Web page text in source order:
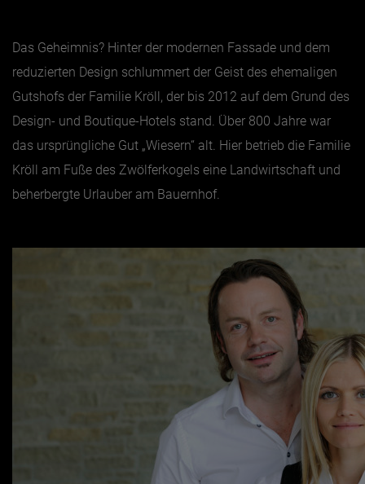
BEITRÄGE NACH MONAT
Jänner
Februar
März
April
Das Geheimnis? Hinter der modernen Fassade und dem
reduzierten Design schlummert der Geist des ehemaligen
Gutshofs der Familie Kröll, der bis 2012 auf dem Grund des
Design- und Boutique-Hotels stand. Über 800 Jahre war
das ursprüngliche Gut „Wiesern“ alt. Hier betrieb die Familie
Kröll am Fuße des Zwölferkogels eine Landwirtschaft und
beherbergte Urlauber am Bauernhof.